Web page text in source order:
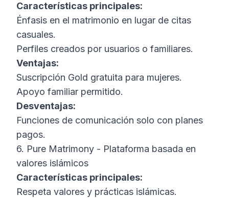
Características principales:
Énfasis en el matrimonio en lugar de citas
casuales.
Perfiles creados por usuarios o familiares.
Ventajas:
Suscripción Gold gratuita para mujeres.
Apoyo familiar permitido.
Desventajas:
Funciones de comunicación solo con planes
pagos.
6. Pure Matrimony - Plataforma basada en
valores islámicos
Características principales:
Respeta valores y prácticas islámicas.